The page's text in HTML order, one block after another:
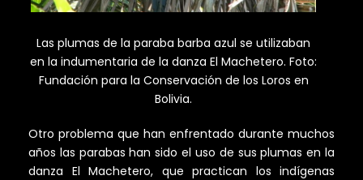
Las plumas de la paraba barba azul se utilizaban
en la indumentaria de la danza El Machetero. Foto:
Fundación para la Conservación de los Loros en
Bolivia.
Otro problema que han enfrentado durante muchos
años las parabas han sido el uso de sus plumas en la
danza El Machetero, que practican los indígenas